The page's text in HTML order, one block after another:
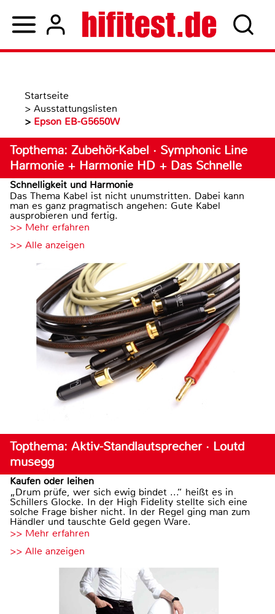
Startseite
> Ausstattungslisten
> Epson EB-G5650W
Topthema: Zubehör-Kabel · Symphonic Line
Harmonie + Harmonie HD + Das Schnelle
Schnelligkeit und Harmonie
Das Thema Kabel ist nicht unumstritten. Dabei kann
man es ganz pragmatisch angehen: Gute Kabel
ausprobieren und fertig.
>> Mehr erfahren
>> Alle anzeigen
Topthema: Aktiv-Standlautsprecher · Loutd
musegg
Kaufen oder leihen
„Drum prüfe, wer sich ewig bindet ...“ heißt es in
Schillers Glocke. In der High Fidelity stellte sich eine
solche Frage bisher nicht. In der Regel ging man zum
Händler und tauschte Geld gegen Ware.
>> Mehr erfahren
>> Alle anzeigen